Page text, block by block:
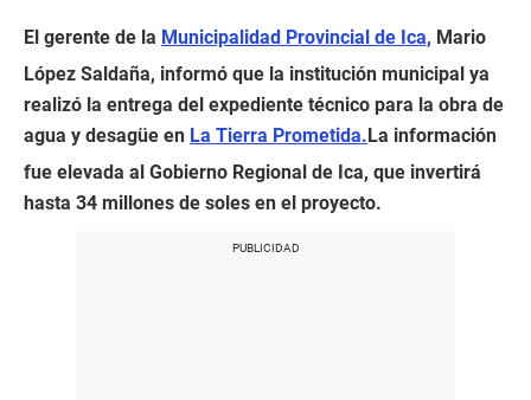
El gerente de la Municipalidad Provincial de Ica, Mario
López Saldaña, informó que la institución municipal ya
realizó la entrega del expediente técnico para la obra de
agua y desagüe en La Tierra Prometida. La información
fue elevada al Gobierno Regional de Ica, que invertirá
hasta 34 millones de soles en el proyecto.